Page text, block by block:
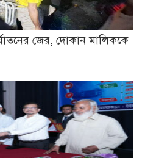
জের, দোকান মালিককে